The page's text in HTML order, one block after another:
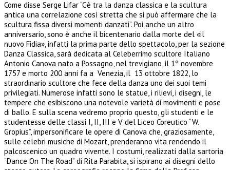
Come disse Serge Lifar “C’è tra la danza classica e la scultura
antica una correlazione così stretta che si può affermare che la
scultura fissa diversi momenti danzati”. Poi anche un altro
anniversario, sono è anche il bicentenario dalla morte del «il
nuovo Fidia», infatti la prima parte dello spettacolo, per la sezione
Danza Classica, sarà dedicata al Celeberrimo scultore Italiano
Antonio Canova nato a Possagno, nel trevigiano, il 1º novembre
1757 e morto 200 anni fa a Venezia, il 13 ottobre 1822, lo
straordinario scultore che fece della danza uno dei suoi temi
privilegiati. Numerose infatti sono le statue, i rilievi, i disegni, le
tempere che esibiscono una notevole varietà di movimenti e pose
di ballo. E sulla scena vedremo proprio questo, gli studenti e le
studentesse delle classi I, II, III e V del Liceo Coreutico “W.
Gropius”, impersonificare le opere di Canova che, graziosamente,
sulle celebri musiche di Mozart, prenderanno vita rendendo il
palcoscenico un quadro vivente. I costumi, realizzati dalla sartoria
“Dance On The Road” di Rita Parabita, si ispirano ai disegni dello